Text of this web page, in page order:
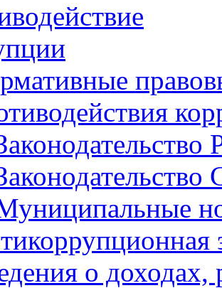
о доходах,